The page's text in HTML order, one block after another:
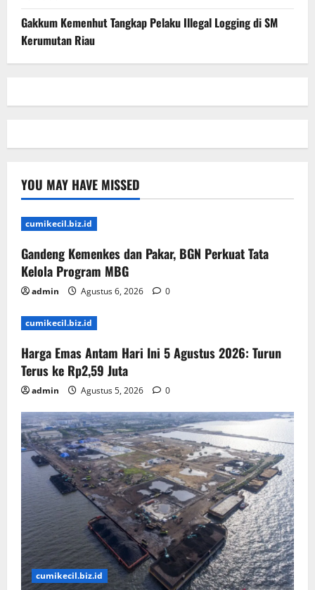
Gakkum Kemenhut Tangkap Pelaku Illegal Logging di SM
Kerumutan Riau
YOU MAY HAVE MISSED
cumikecil.biz.id
Gandeng Kemenkes dan Pakar, BGN Perkuat Tata
Kelola Program MBG
admin Agustus 6, 2026 0
cumikecil.biz.id
Harga Emas Antam Hari Ini 5 Agustus 2026: Turun
Terus ke Rp2,59 Juta
admin Agustus 5, 2026 0
cumikecil.biz.id